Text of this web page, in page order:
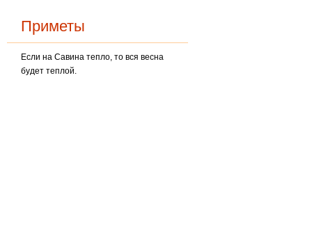
Приметы
Если на Савина тепло, то вся весна
будет теплой.